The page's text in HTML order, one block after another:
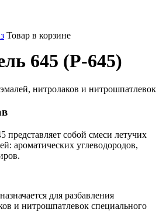
Товар в корзине
645 (Р-645)
нитролаков и нитрошпатлевок
представляет собой смеси летучих
ароматических углеводородов,
для разбавления
и нитрошпатлевок специального